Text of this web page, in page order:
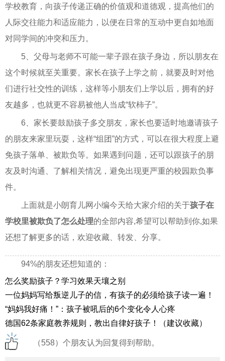
学校教育，向孩子传递正确的价值观和道德观，提高他们的
人际交往能力和适应能力，以便在日常的互动中更自如地面
对同学间的冲突和压力。
5、父母与老师不可能一辈子跟在孩子身边，所以朋友在
这个时候就至关重要。家长在孩子上学之前，就要及时对他
们进行社交性的训练，这样等小朋友们上学以后，拥有的好
友越多，也就更不容易被他人当成“软柿子”。
6、家长要鼓励孩子多交朋友，家长也要适时地邀请孩子
的朋友来家里玩耍，这样“组团”的方式，可以在很大程度上避
免孩子落单、被欺负等。如果遇到问题，还可以跟孩子的朋
友及时沟通、了解相关情况，避免出现更严重的校园欺负事
件。
上面就是小朗育儿网小编今天给大家介绍的关于孩子在
学校里被欺负了怎么处理的全部内容,希望可以帮助到你,如果
还想了解更多的话，欢迎收藏、转发、分享。
94%的朋友还想知道的：
怎么奖励孩子？学习效果天壤之别
一位妈妈写给叛逆儿子的信，有孩子的必须给孩子读一遍！
“妈妈我好痛！”：孩子被吼后的6个变化令人心疼
德国62条家庭教养规则，教出自律好孩子！（建议收藏）
（558）个朋友认为回复得到帮助。